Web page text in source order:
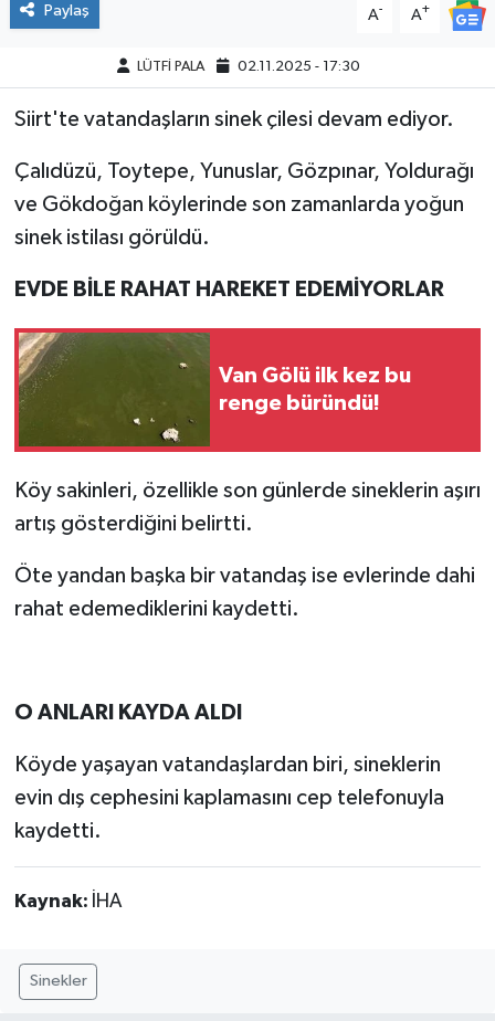
Paylaş A- A+
LÜTFİ PALA 02.11.2025 - 17:30
Siirt'te vatandaşların sinek çilesi devam ediyor.
Çalıdüzü, Toytepe, Yunuslar, Gözpınar, Yoldurağı
ve Gökdoğan köylerinde son zamanlarda yoğun
sinek istilası görüldü.
EVDE BİLE RAHAT HAREKET EDEMİYORLAR
Van Gölü ilk kez bu
renge büründü!
Köy sakinleri, özellikle son günlerde sineklerin aşırı
artış gösterdiğini belirtti.
Öte yandan başka bir vatandaş ise evlerinde dahi
rahat edemediklerini kaydetti.
O ANLARI KAYDA ALDI
Köyde yaşayan vatandaşlardan biri, sineklerin
evin dış cephesini kaplamasını cep telefonuyla
kaydetti.
Kaynak: İHA
Sinekler